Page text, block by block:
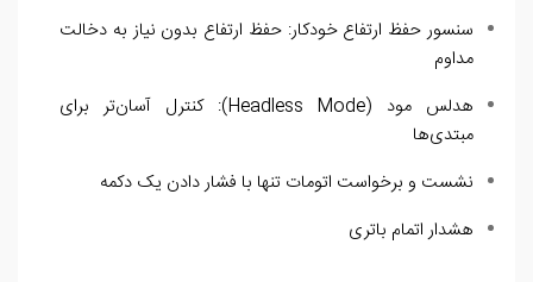
سنسور حفظ ارتفاع خودکار: حفظ ارتفاع بدون نیاز به دخالت
مداوم
هدلس مود (Headless Mode): کنترل آسان‌تر برای
مبتدی‌ها
نشست و برخواست اتومات تنها با فشار دادن یک دکمه
هشدار اتمام باتری